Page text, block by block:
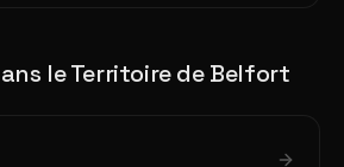
le Territoire de Belfort